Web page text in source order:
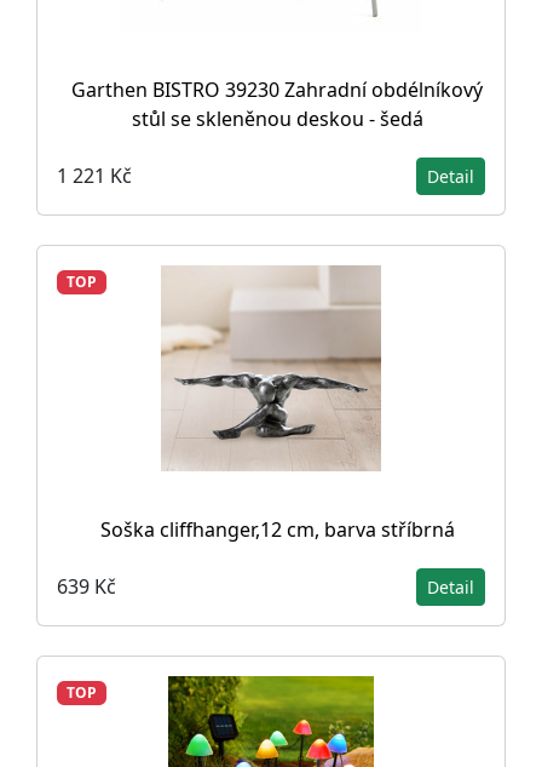
Garthen BISTRO 39230 Zahradní obdélníkový
stůl se skleněnou deskou - šedá
1 221 Kč Detail
TOP
Soška cliffhanger,12 cm, barva stříbrná
639 Kč Detail
TOP